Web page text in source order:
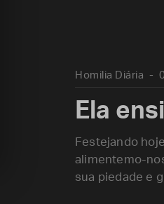
Homilia Diária
Ela
Festejando
alimentemo-
sua piedade e